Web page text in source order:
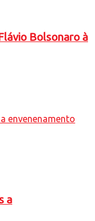
Bolsonaro à
a